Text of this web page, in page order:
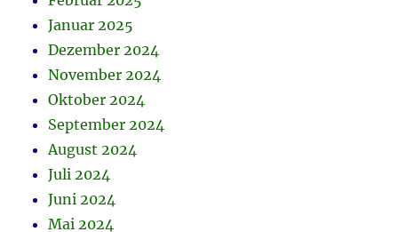
Januar 2025
Dezember 2024
November 2024
Oktober 2024
September 2024
August 2024
Juli 2024
Juni 2024
Mai 2024